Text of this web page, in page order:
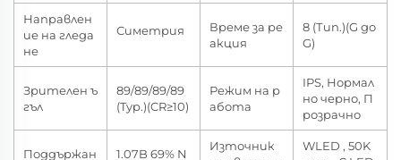
Направлен
ие на гледа
не
Симетрия
Време за ре
акция
8 (Тип.)(G до
G)
Зрителен ъ
гъл
89/89/89/89
(Typ.)(CR≥10)
Режим на р
абота
IPS, Нормал
но черно, П
розрачно
Поддържан
1.07B 69% N
Източник
WLED , 50K